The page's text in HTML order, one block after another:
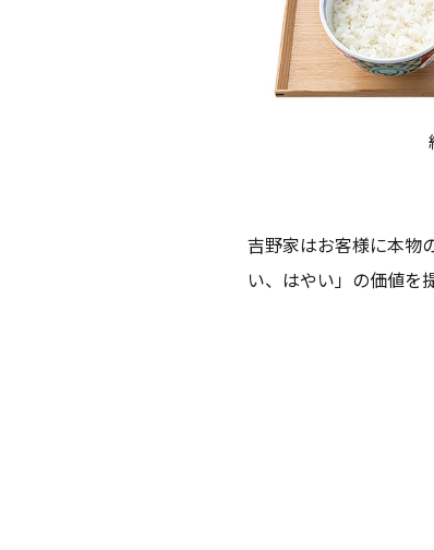
吉野家はお客様に本物
い、はやい」の価値を